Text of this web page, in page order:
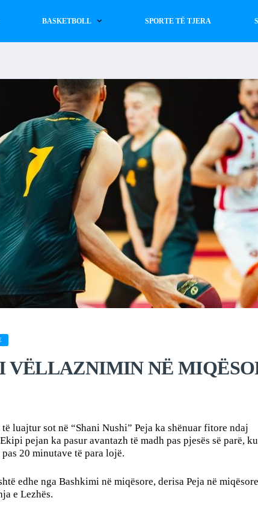
BASKETBOLL SPORTE TË TJERA
VËLLAZNIMIN NË
luajtur sot në “Shani Nushi” Peja ka shënuar fitore ndaj
pejan ka pasur avantazh të madh pas pjesës së parë, ku
20 minutave të para lojë.
edhe nga Bashkimi në miqësore, derisa Peja në
e Lezhës.